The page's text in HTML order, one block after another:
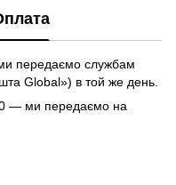
передаємо службам
Global») в той же день.
— ми передаємо на